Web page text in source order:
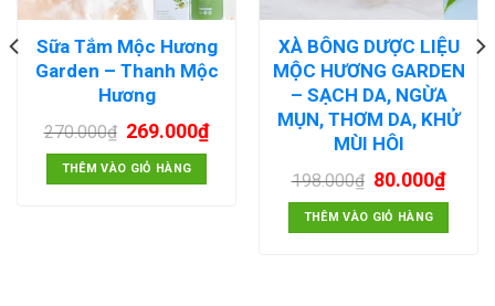
Sữa Tắm Mộc Hương
Garden – Thanh Mộc
Hương
270.000₫ 269.000₫
THÊM VÀO GIỎ HÀNG
XÀ BÔNG DƯỢC LIỆU
MỘC HƯƠNG GARDEN
– SẠCH DA, NGỪA
MỤN, THƠM DA, KHỬ
MÙI HÔI
198.000₫ 80.000₫
THÊM VÀO GIỎ HÀNG